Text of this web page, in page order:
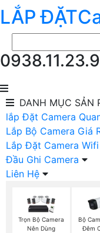
LẮP ĐẶT
DANH MỤC SẢN
lắp Đặt Camera
Lắp Bộ Camera Giá
Lắp Đặt Camera Wifi
Đầu Ghi Camera
Liên Hệ
Trọn Bộ Camera
Nên Dùng
Bộ
Đêm